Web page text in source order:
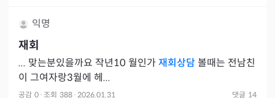
익명
재회
... 맞는분있을까요 작년10 월인가재회상담볼때는 전남친
이 그여자랑3월에 헤...
공감 0 · 조회 388 · 2026.01.31 댓글 14